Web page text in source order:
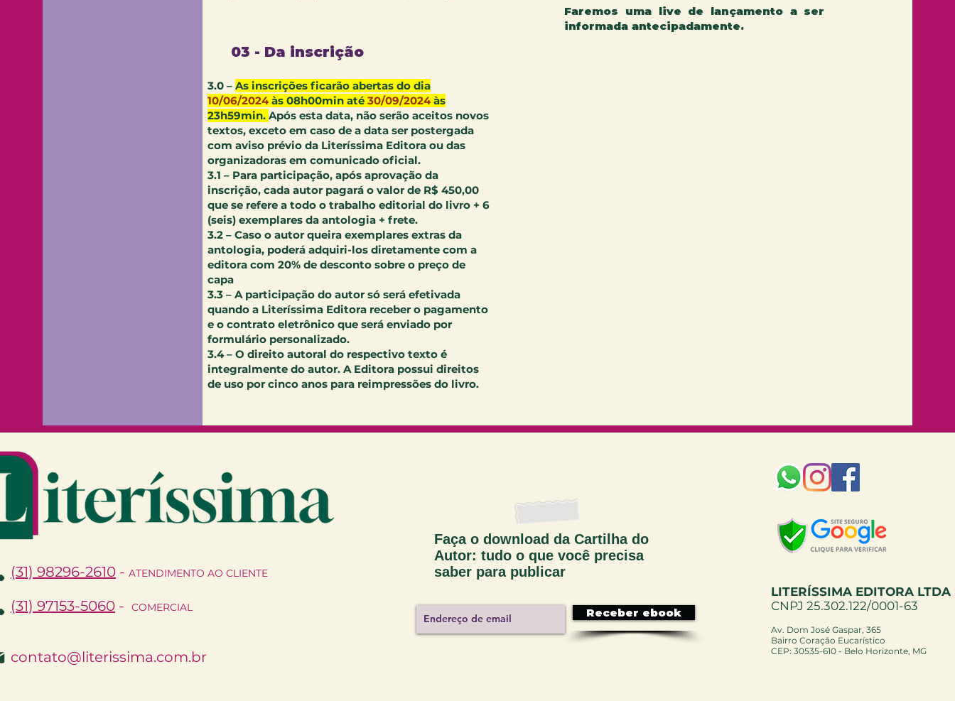
03 - Da inscrição
3.0 – As inscrições ficarão abertas do dia
10/06/2024às 08h00min até 30/09/2024às
23h59min. Após esta data, não serão aceitos novos
textos, exceto em caso de a data ser postergada
com aviso prévio da Literíssima Editora ou das
organizadoras em comunicado oficial.
​3.1 – Para participação, após aprovação da
inscrição, cada autor pagará o valor de R$ 450,00
que se refere a todo o trabalho editorial do livro + 6
(seis) exemplares da antologia + frete.
​3.2 – Caso o autor queira exemplares extras da
antologia, poderá adquiri-los diretamente com a
editora com 20% de desconto sobre o preço de
capa
​3.3 – A participação do autor só será efetivada
quando a Literíssima Editora receber o pagamento
e o contrato eletrônico que será enviado por
formulário personalizado.
​3.4 – O direito autoral do respectivo texto é
integralmente do autor. A Editora possui direitos
de uso por cinco anos para reimpressões do livro.
Faremos uma live de lançamento a ser
informada antecipadamente.
Faça o download da Cartilha do
Autor: tudo o que você precisa
saber para publicar
Receber ebook
(31) 98296-2610 - ATENDIMENTO AO CLIENTE
(31) 97153-5060 - COMERCIAL
contato@literissima.com.br
LITERÍSSIMA EDITORA LTDA
CNPJ 25.302.122/0001-63
Av. Dom José Gaspar, 365
Bairro Coração Eucarístico
CEP: 30535-610 - Belo Horizonte, MG ​